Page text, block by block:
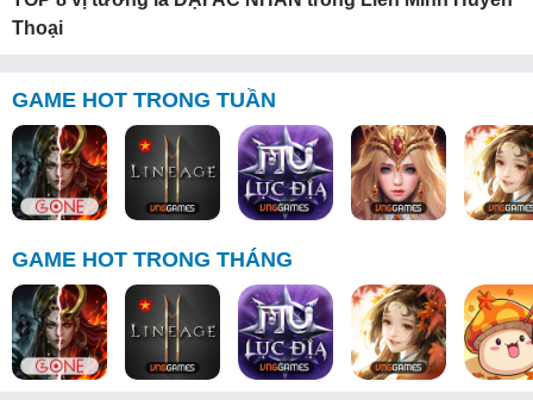
Thoại
GAME HOT TRONG TUẦN
GAME HOT TRONG THÁNG